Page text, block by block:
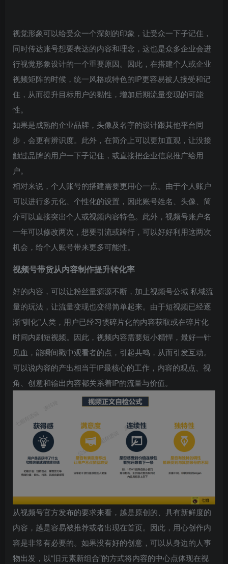
视觉形象可以给受众一个深刻的印象，让受众一下子记住，
同时传达账号想要表达的内容和理念，这也是众多企业会进
行视觉形象设计的一个重要原因。因此，在搭建个人或企业
视频矩阵的时候，统一风格或特色的IP更容易被人接受和记
住，从而提升目标用户的黏性，增加后期流量变现的可能
性。
如果是成熟的企业品牌，头像及名字的设计跟其他平台同
步，会更有辨识度。此外，在简介上可以更加直观，让没接
触过品牌的用户一下子记住，或直接把企业信息推广给用
户。
相对来说，个人账号的搭建需要更用心一点。由于个人账户
可以进行多元化、个性化的设置，因此账号姓名、头像、简
介可以直接突出个人或视频内容特色。此外，视频号账户名
一年可以修改两次，想要引流或跨行，可以好好利用这两次
机会，给个人账号带来更多可能性。
视频号带货从内容制作提升转化率
好的内容，可以让粉丝量源源不断，加上视频号公域 私域流
量的玩法，让流量变现也变得简单起来。由于短视频已经逐
渐“驯化”人类，用户已经习惯碎片化的内容获取或在碎片化
时间内刷短视频。因此，视频内容需要短小精悍，最好一针
见血，能瞬间戳中观看者的点，引起共鸣，从而引发互动。
可以说内容的产出相当于IP最核心的工作，内容的观点、视
角、创意和输出内容都关系着IP的流量与价值。
从视频号官方发布的要求来看，越是原创的、具有新鲜度的
内容，越是容易被推荐或者出现在首页。因此，用心创作内
容是非常有必要的。如果没有好的创意，可以从身边的人事
物出发，以“旧元素新组合”的方式将内容的中心点体现在视